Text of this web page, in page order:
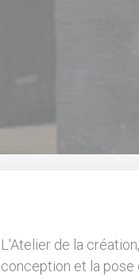
L'Atelier de la
conception et la pose